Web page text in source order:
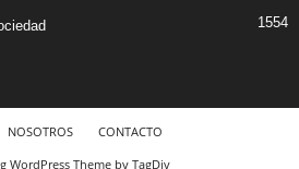
1554
NOSOTROS
CONTACTO
WordPress Theme by TagDiv